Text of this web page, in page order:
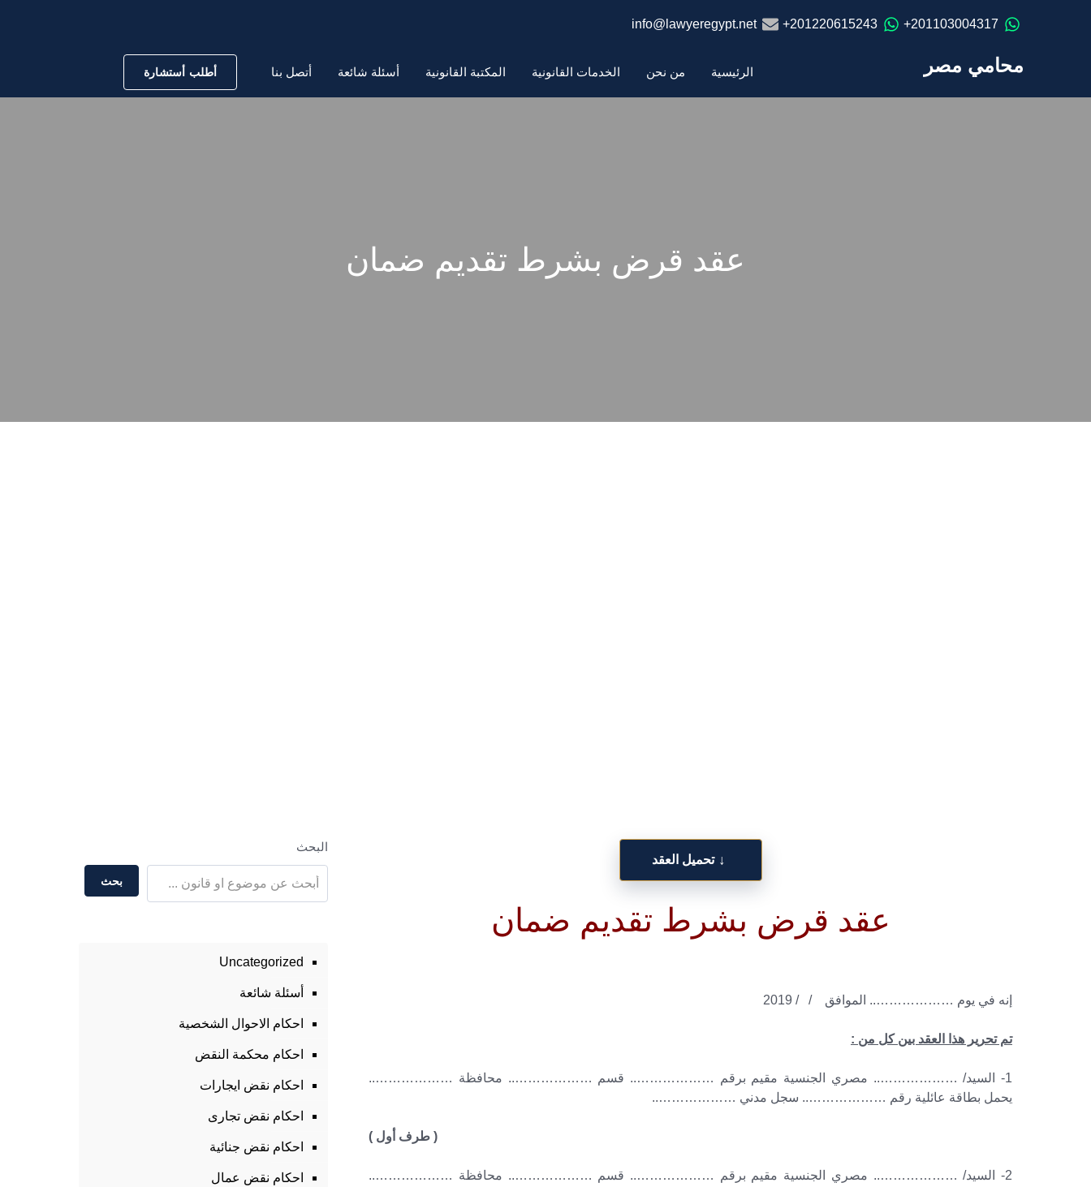
201103004317+
201220615243+
info@lawyeregypt.net
محامي مصر الرئيسية من نحن الخدمات القانونية المكتبة القانونية أسئلة شائعة أتصل بنا أطلب أستشارة
عقد قرض بشرط تقديم ضمان
↓ تحميل العقد
عقد قرض بشرط تقديم ضمان
إنه في يوم ……………….. الموافق / / 2019
تم تحرير هذا العقد بين كل من :
1- السيد/ ……………….. مصري الجنسية مقيم برقم ……………….. قسم ……………….. محافظة ………………..
يحمل بطاقة عائلية رقم ……………….. سجل مدني ………………..
( طرف أول )
2- السيد/ ……………….. مصري الجنسية مقيم برقم ……………….. قسم ……………….. محافظة ………………..
البحث
بحث
Uncategorized
أسئلة شائعة
احكام الاحوال الشخصية
احكام محكمة النقض
احكام نقض ايجارات
احكام نقض تجارى
احكام نقض جنائية
احكام نقض عمال